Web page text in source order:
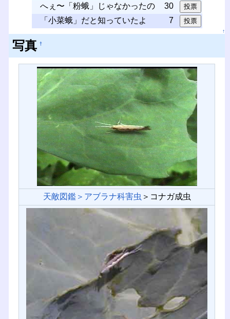
へぇ〜「粉蛾」じゃなかったの
30
「小菜蛾」だと知っていたよ
7
↑
写真 †
天敵図鑑＞アブラナ科害虫 ＞コナガ成虫